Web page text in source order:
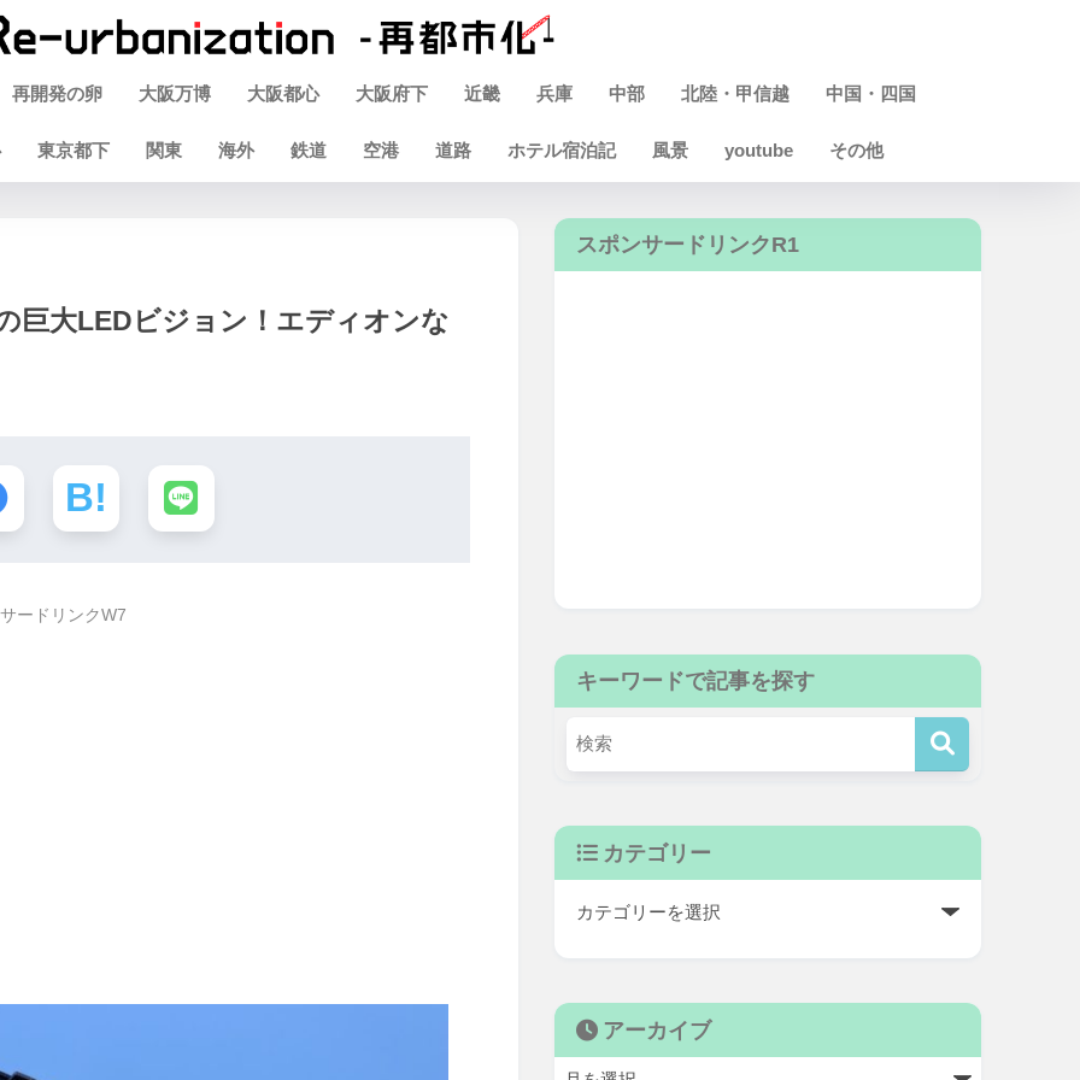
再開発の卵 大阪万博 大阪都心 大阪府下 近畿 兵庫 中部 北陸・甲信越 中国・四国
東京都下 関東 海外 鉄道 空港 道路 ホテル宿泊記 風景 youtube その他
巨大LEDビジョン！エディオンな
ードリンクW7
スポンサードリンクR1
キーワードで記事を探す
カテゴリー
アーカイブ